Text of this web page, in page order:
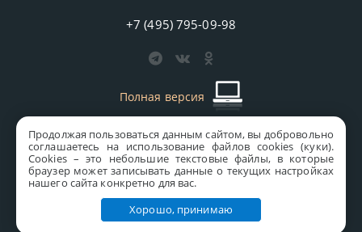
Продолжая пользоваться данным сайтом, вы добровольно
соглашаетесь на использование файлов cookies (куки).
Сookies – это небольшие текстовые файлы, в которые
браузер может записывать данные о текущих настройках
нашего сайта конкретно для вас.
Хорошо, принимаю
+7 (495) 795-09-98
Полная версия
старая версия сайтаMICS
Все права защищены © 1997-2026 MICS Distribution Company
Правовая информация